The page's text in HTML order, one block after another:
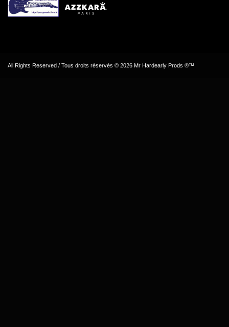
All Rights Reserved / Tous droits réservés © 2026 Mr Hardearly Prods ®™